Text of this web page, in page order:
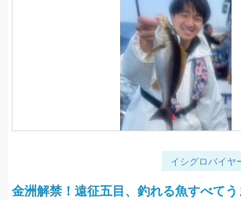
イシグロバイヤ
金洲解禁！遠征五目、釣れる魚すべてう